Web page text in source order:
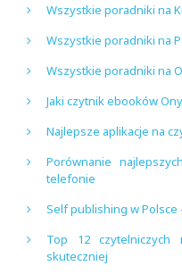
Wszystkie poradniki na
Wszystkie poradniki na
Wszystkie poradniki na
Jaki czytnik ebooków
Najlepsze aplikacje na
Porównanie
telefonie
Self publishing w
Top 12 czytelniczych
skuteczniej